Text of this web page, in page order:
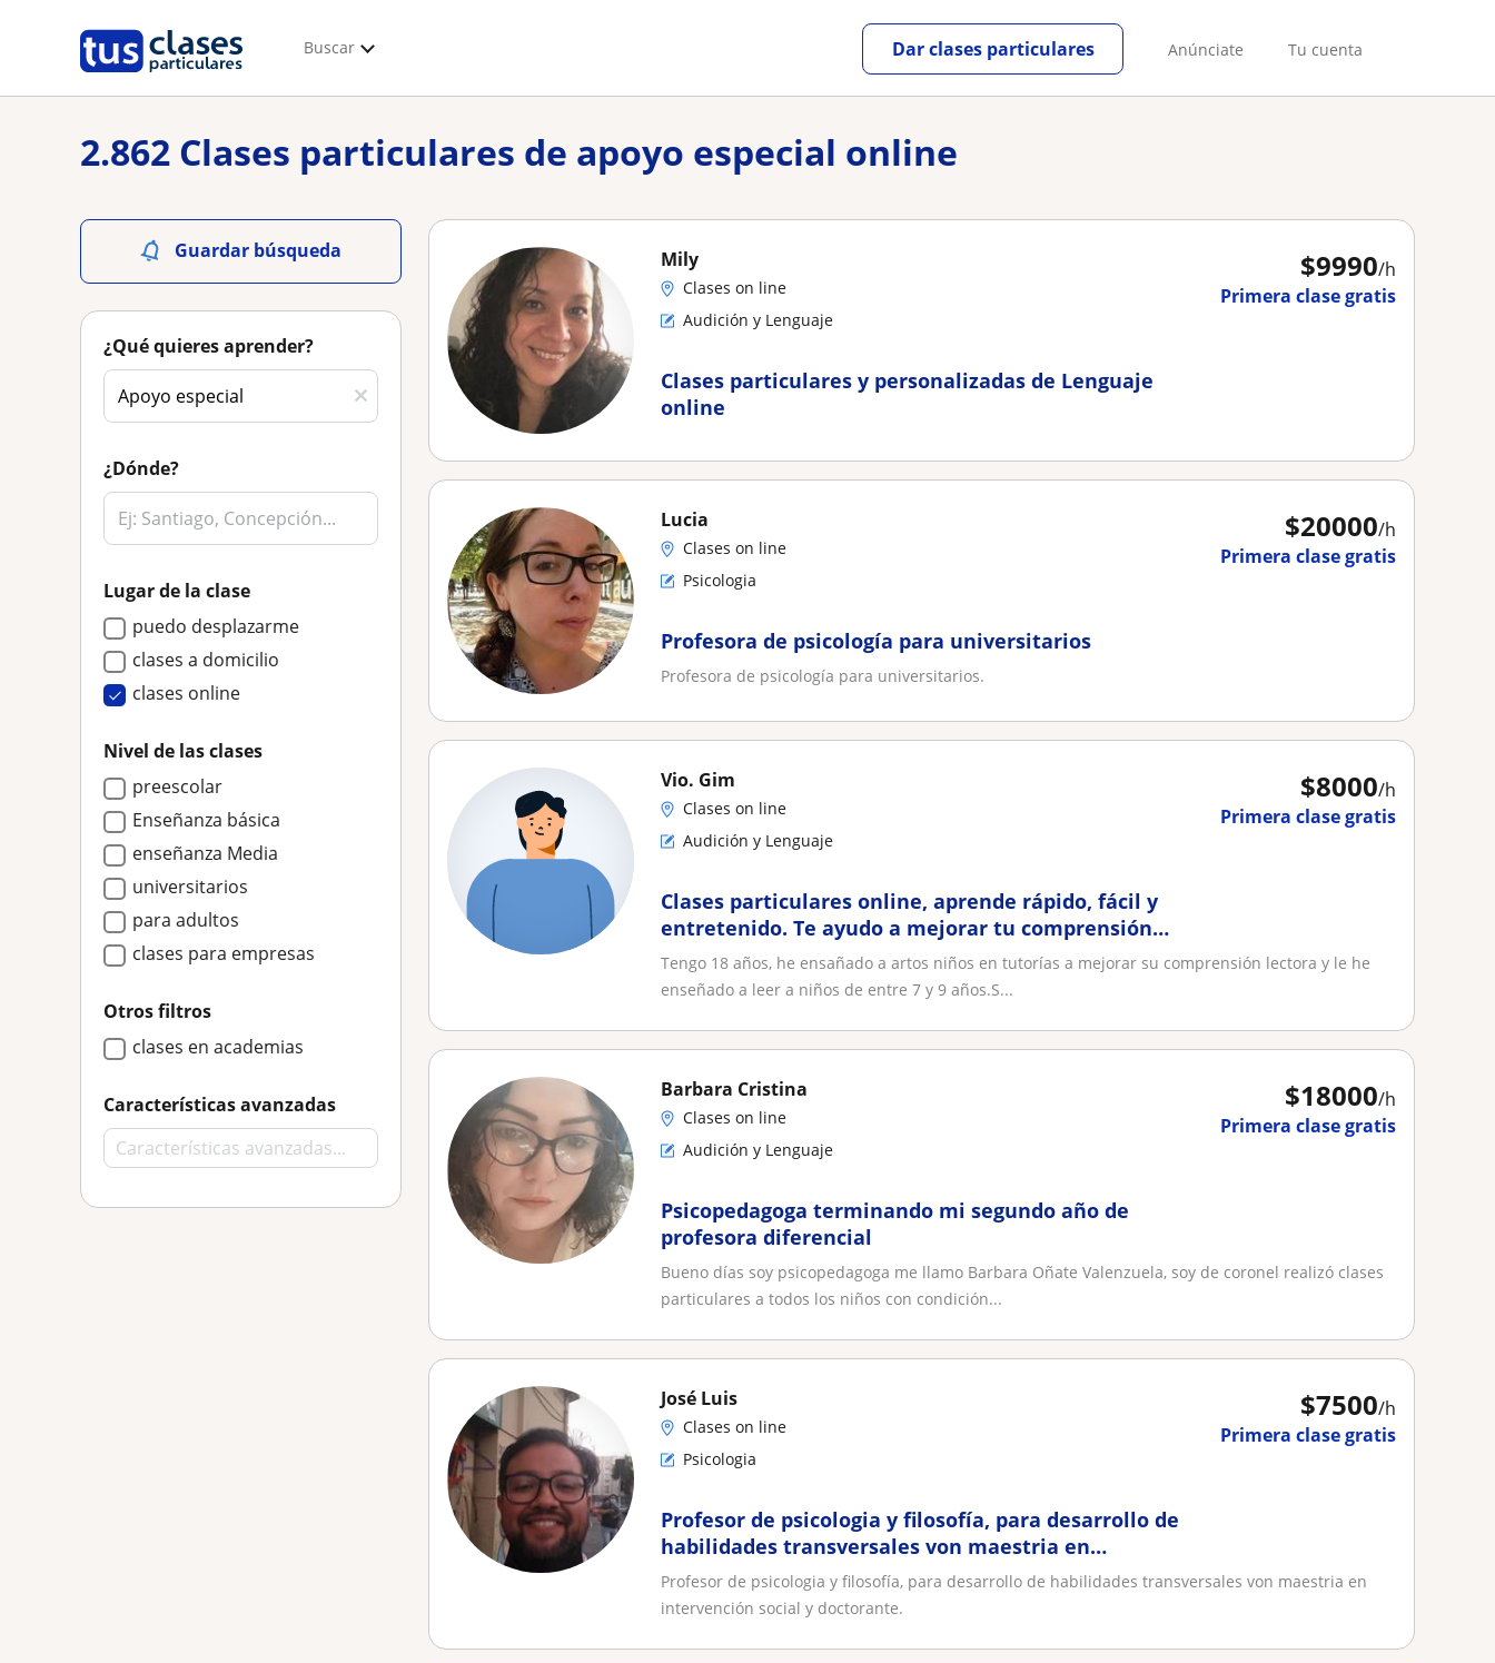
Buscar Anúnciate Tu cuenta
Dar clases particulares
2.862 Clases particulares de apoyo especial online
Guardar búsqueda
¿Qué quieres aprender?
¿Dónde?
Lugar de la clase
puedo desplazarme
clases a domicilio
clases online
Nivel de las clases
preescolar
Enseñanza básica
enseñanza Media
universitarios
para adultos
clases para empresas
Otros filtros
clases en academias
Características avanzadas
$9990/h
Primera clase gratis
Mily
Clases on line
Audición y Lenguaje
Clases particulares y personalizadas de Lenguaje
online
$20000/h
Primera clase gratis
Lucia
Clases on line
Psicologia
Profesora de psicología para universitarios
Profesora de psicología para universitarios.
$8000/h
Primera clase gratis
Vio. Gim
Clases on line
Audición y Lenguaje
Clases particulares online, aprende rápido, fácil y
entretenido. Te ayudo a mejorar tu comprensión
lectora y a que aprendas a leer
Tengo 18 años, he ensañado a artos niños en tutorías a mejorar su comprensión lectora y le he
enseñado a leer a niños de entre 7 y 9 años.S...
$18000/h
Primera clase gratis
Barbara Cristina
Clases on line
Audición y Lenguaje
Psicopedagoga terminando mi segundo año de
profesora diferencial
Bueno días soy psicopedagoga me llamo Barbara Oñate Valenzuela, soy de coronel realizó clases
particulares a todos los niños con condición...
$7500/h
Primera clase gratis
José Luis
Clases on line
Psicologia
Profesor de psicologia y filosofía, para desarrollo de
habilidades transversales von maestria en
intervención social y doctorante
Profesor de psicologia y filosofía, para desarrollo de habilidades transversales von maestria en
intervención social y doctorante.